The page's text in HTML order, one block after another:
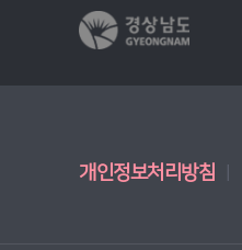
개인정보처리방침